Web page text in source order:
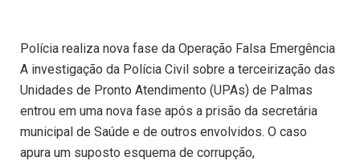
Polícia realiza nova fase da Operação Falsa Emergência
A investigação da Polícia Civil sobre a terceirização das
Unidades de Pronto Atendimento (UPAs) de Palmas
entrou em uma nova fase após a prisão da secretária
municipal de Saúde e de outros envolvidos. O caso
apura um suposto esquema de corrupção,